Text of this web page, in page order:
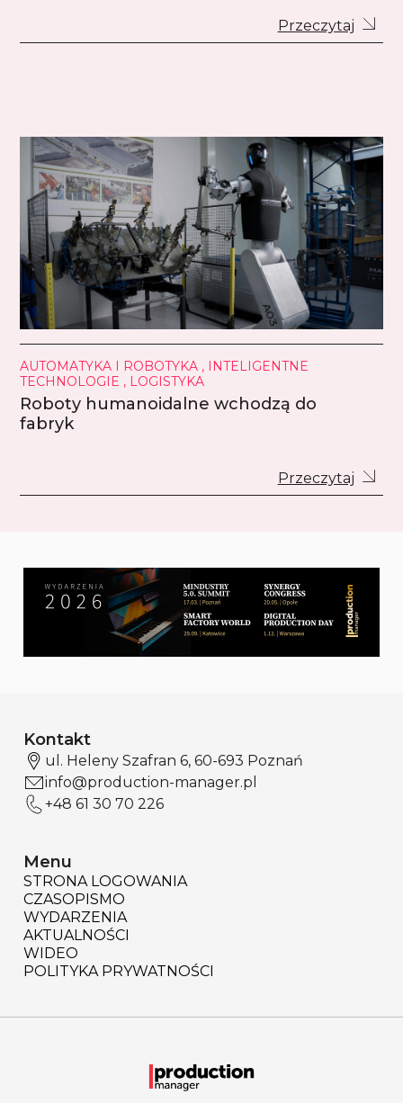
Przeczytaj
AUTOMATYKA I ROBOTYKA , INTELIGENTNE
TECHNOLOGIE , LOGISTYKA
Roboty humanoidalne wchodzą do
fabryk
Przeczytaj
Kontakt
ul. Heleny Szafran 6, 60-693 Poznań
info@production-manager.pl
+48 61 30 70 226
Menu
STRONA LOGOWANIA
CZASOPISMO
WYDARZENIA
AKTUALNOŚCI
WIDEO
POLITYKA PRYWATNOŚCI